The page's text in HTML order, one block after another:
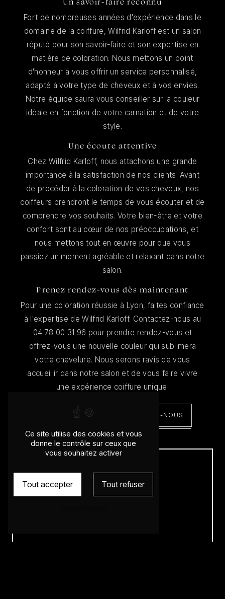
Fort de nombreuses années d'expérience dans le
domaine de la coiffure, Wilfrid Karloff est un salon
réputé pour son savoir-faire et son expertise en
matière de coloration. Nous mettons un point
d'honneur à vous offrir un service personnalisé,
adapté à votre type de cheveux et à vos envies.
Notre équipe saura vous conseiller sur la couleur
idéale en fonction de votre carnation et de votre
style.
Une écoute attentive
Chez Wilfrid Karloff, nous attachons une grande
importance à la satisfaction de nos clients. Avant
de procéder à la coloration de vos cheveux, nos
coiffeurs prendront le temps de vous écouter et de
comprendre vos souhaits. Votre bien-être et votre
confort sont au cœur de nos préoccupations, et
nous mettons tout en œuvre pour que vous
passiez un moment agréable et relaxant dans notre
salon.
Prenez rendez-vous dès maintenant
Pour une coloration réussie à Lyon, faites confiance
à l'expertise de Wilfrid Karloff. Contactez-nous au
04 78 00 31 96 pour prendre rendez-vous et
offrez-vous une nouvelle couleur qui sublimera
votre chevelure. Nous serons ravis de vous
accueillir dans notre salon et de vous faire vivre
une expérience coiffure unique.
EN SAVOIR PLUS CONTACTEZ-NOUS
Ce site utilise des cookies et vous
donne le contrôle sur ceux que
vous souhaitez activer
Tout accepter Tout refuser